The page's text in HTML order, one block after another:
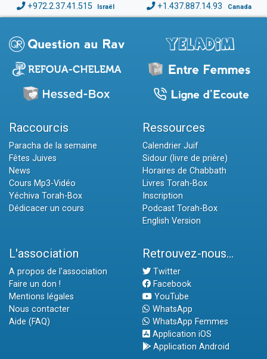
+972.2.37.41.515 Israël +1.437.887.14.93 Canada
Raccourcis
Paracha de la semaine
Fêtes Juives
News
Cours Mp3-Vidéo
Yéchiva Torah-Box
Dédicacer un cours
Ressources
Calendrier Juif
Sidour (livre de prière)
Horaires de Chabbath
Livres Torah-Box
Inscription
Podcast Torah-Box
English Version
L'association
A propos de l'association
Faire un don !
Mentions légales
Nous contacter
Aide (FAQ)
Retrouvez-nous...
Twitter
Facebook
YouTube
WhatsApp
WhatsApp Femmes
Application iOS
Application Android